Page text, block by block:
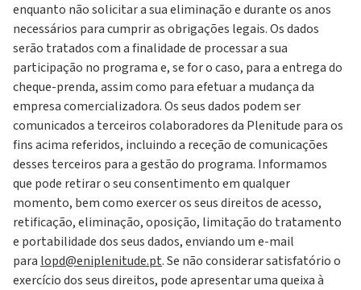
enquanto não solicitar a sua eliminação e durante os anos
necessários para cumprir as obrigações legais. Os dados
serão tratados com a finalidade de processar a sua
participação no programa e, se for o caso, para a entrega do
cheque-prenda, assim como para efetuar a mudança da
empresa comercializadora. Os seus dados podem ser
comunicados a terceiros colaboradores da Plenitude para os
fins acima referidos, incluindo a receção de comunicações
desses terceiros para a gestão do programa. Informamos
que pode retirar o seu consentimento em qualquer
momento, bem como exercer os seus direitos de acesso,
retificação, eliminação, oposição, limitação do tratamento
e portabilidade dos seus dados, enviando um e-mail
para lopd@eniplenitude.pt. Se não considerar satisfatório o
exercício dos seus direitos, pode apresentar uma queixa à